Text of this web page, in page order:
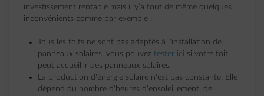
investissement rentable mais il y’a tout de même quelques
inconvénients comme par exemple :
Tous les toits ne sont pas adaptés à l'installation de
panneaux solaires, vous pouvez tester ici si votre toit
peut accueillir des panneaux solaires.
La production d'énergie solaire n'est pas constante. Elle
dépend du nombre d'heures d'ensoleillement, de